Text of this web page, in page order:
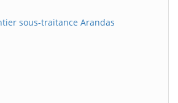
sous-traitance Arandas